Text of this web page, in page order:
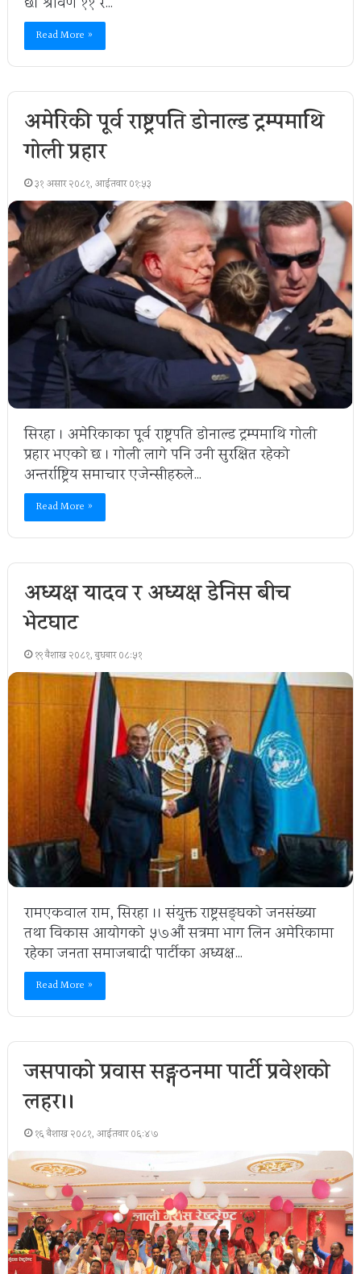
Read More »
अमेरिकी पूर्व राष्ट्रपति डोनाल्ड ट्रम्पमाथि
गोली प्रहार
३१ असार २०८१, आईतवार ०१:५३
सिरहा । अमेरिकाका पूर्व राष्ट्रपति डोनाल्ड ट्रम्पमाथि गोली
प्रहार भएको छ । गोली लागे पनि उनी सुरक्षित रहेको
अन्तर्राष्ट्रिय समाचार एजेन्सीहरुले…
Read More »
अध्यक्ष यादव र अध्यक्ष डेनिस बीच
भेटघाट
१९ बैशाख २०८१, बुधबार ०८:५१
रामएकवाल राम, सिरहा ।। संयुक्त राष्ट्रसङ्घको जनसंख्या
तथा विकास आयोगको ५७औं सत्रमा भाग लिन अमेरिकामा
रहेका जनता समाजबादी पार्टीका अध्यक्ष…
Read More »
जसपाको प्रवास सङ्गठनमा पार्टी प्रवेशको
लहर।।
१६ बैशाख २०८१, आईतवार ०६:४७